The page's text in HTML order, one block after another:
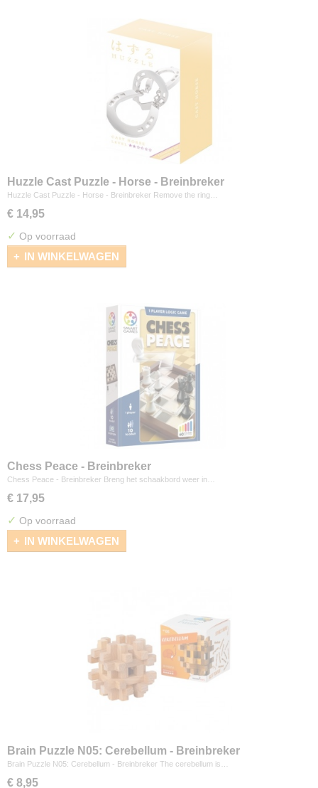
Huzzle Cast Puzzle - Horse - Breinbreker
Huzzle Cast Puzzle - Horse - Breinbreker Remove the ring…
€ 14,95
✓ Op voorraad
IN WINKELWAGEN
Chess Peace - Breinbreker
Chess Peace - Breinbreker Breng het schaakbord weer in…
€ 17,95
✓ Op voorraad
IN WINKELWAGEN
Brain Puzzle N05: Cerebellum - Breinbreker
Brain Puzzle N05: Cerebellum - Breinbreker The cerebellum is…
€ 8,95